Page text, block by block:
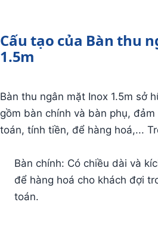
Cấu tạo của Bàn thu
1.5m
Bàn thu ngân mặt Inox 1.5m sở
gồm bàn chính và bàn phụ,
toán, tính tiền, để hàng hoá,...
Bàn chính: Có chiều dài và
để hàng hoá cho khách đợi
toán.